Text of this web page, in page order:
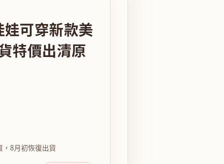
可穿新款美
特價出清原
8月初恢復出貨